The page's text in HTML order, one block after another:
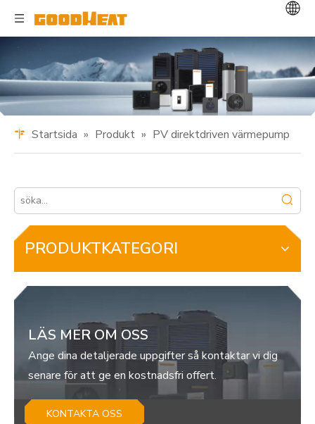
Startsida » Produkt » PV direktdriven värmepump
PRODUKTKATEGORI
LÄS MER OM OSS
Ange dina detaljerade uppgifter så kontaktar vi dig
senare för att ge en kostnadsfri offert.
KONTAKTA OSS